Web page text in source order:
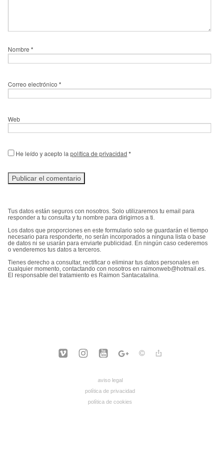
Nombre *
Correo electrónico *
Web
He leído y acepto la política de privacidad *
Tus datos están seguros con nosotros. Solo utilizaremos tu email para
responder a tu consulta y tu nombre para dirigirnos a ti.
Los datos que proporciones en este formulario solo se guardarán el tiempo
necesario para responderte, no serán incorporados a ninguna lista o base
de datos ni se usarán para enviarte publicidad. En ningún caso cederemos
o venderemos tus datos a terceros.
Tienes derecho a consultar, rectificar o eliminar tus datos personales en
cualquier momento, contactando con nosotros en raimonweb@hotmail.es.
El responsable del tratamiento es Raimon Santacatalina.
aviso legal
política de privacidad
política de cookies